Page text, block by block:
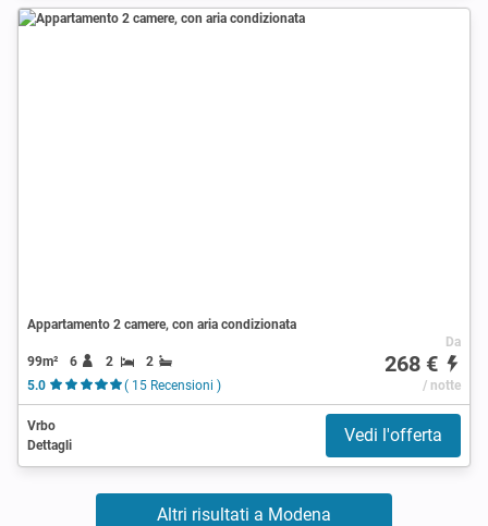
Appartamento 2 camere, con aria condizionata
99m² 6 2
2
5.0
( 15 Recensioni )
Da
268 €
/ notte
Vrbo
Dettagli
Vedi l'offerta
Altri risultati a Modena